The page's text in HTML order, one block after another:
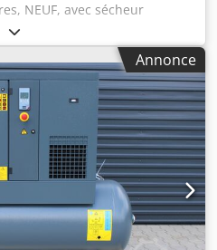
NEUF, avec sécheur
Spécifications : • État :
• Débit : 790 l/min •
: 5,5 kW • Réservoir : 500 l •
: 10,0 atm • Sécheur
électronique des paramètres
• Carter insonorisé
aux normes CE • Poids : 221
: • Possibilité d'obtenir
la mise en service par un
Manuel d'utilisation en
à 10 jours ouvrables.
Annonce